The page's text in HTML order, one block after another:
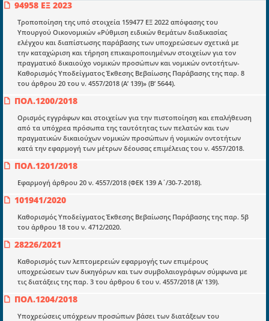
94958 ΕΞ 2023
Τροποποίηση της υπό στοιχεία 159477 ΕΞ 2022 απόφασης του
Υπουργού Οικονομικών «Ρύθμιση ειδικών θεμάτων διαδικασίας
ελέγχου και διαπίστωσης παράβασης των υποχρεώσεων σχετικά με
την καταχώριση και τήρηση επικαιροποιημένων στοιχείων για τον
πραγματικό δικαιούχο νομικών προσώπων και νομικών οντοτήτων-
Καθορισμός Υποδείγματος Έκθεσης Βεβαίωσης Παράβασης της παρ. 8
του άρθρου 20 του ν. 4557/2018 (Α’ 139)» (Β’ 5644).
ΠΟΛ.1200/2018
Ορισμός εγγράφων και στοιχείων για την πιστοποίηση και επαλήθευση
από τα υπόχρεα πρόσωπα της ταυτότητας των πελατών και των
πραγματικών δικαιούχων νομικών προσώπων ή νομικών οντοτήτων
κατά την εφαρμογή των μέτρων δέουσας επιμέλειας του ν. 4557/2018.
ΠΟΛ.1201/2018
Εφαρμογή άρθρου 20 ν. 4557/2018 (ΦΕΚ 139 Α΄/30-7-2018).
101941/2020
Καθορισμός Υποδείγματος Έκθεσης Βεβαίωσης Παράβασης της παρ. 5β
του άρθρου 18 του ν. 4712/2020.
28226/2021
Καθορισμός των λεπτομερειών εφαρμογής των επιμέρους
υποχρεώσεων των δικηγόρων και των συμβολαιογράφων σύμφωνα με
τις διατάξεις της παρ. 3 του άρθρου 6 του ν. 4557/2018 (Α’ 139).
ΠΟΛ.1204/2018
Υποχρεώσεις υπόχρεων προσώπων βάσει των διατάξεων του
mydocmangr@gmail.com
Docman.gr
Ποιοί είμαστε;
Μια πολυετής εθελοντική προσπάθεια που
μετατράπηκε σε επιχειρηματική οντότητα και φιλοδοξεί να συμβάλλει
Ενότητες
Επικαιρότητα
E-book
Οδηγοί εκκαθάρισης
Νόμοι και προεδρικά διατάγματα
Υπουργικές αποφάσεις
Νομολογία και Γνωμοδοτήσεις ΝΣΚ
Πληροφορίες